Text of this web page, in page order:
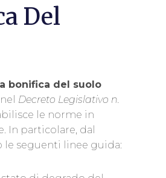
Del
bonifica del suolo
Decreto Legislativo n.
le norme in
In particolare, dal
le seguenti linee guida: